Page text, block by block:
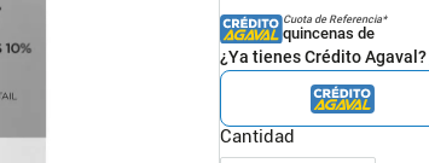
Cuota de Referencia*
quincenas de
¿Ya tienes Crédito Agaval?
Cantidad